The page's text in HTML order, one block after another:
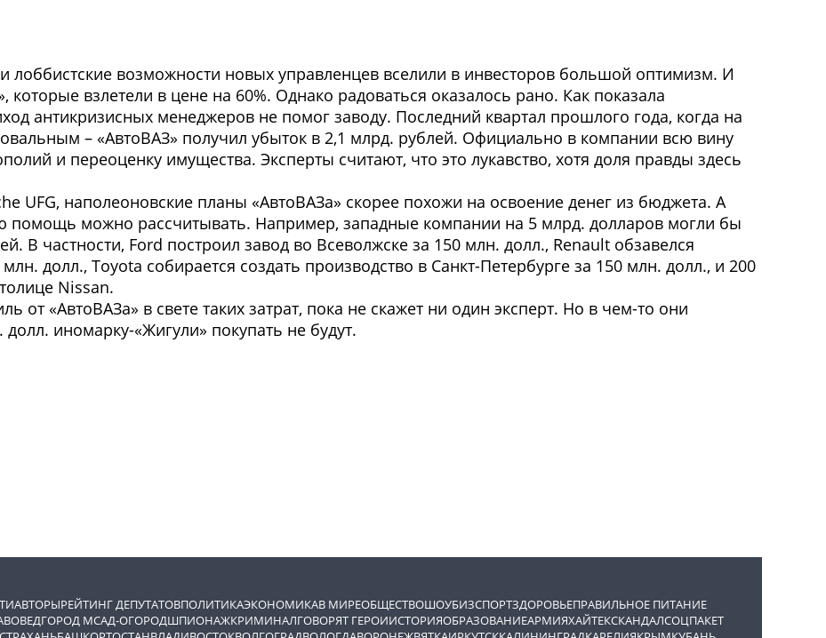
лоббистские возможности новых управленцев вселили в инвесторов большой оптимизм. И
которые взлетели в цене на 60%. Однако радоваться оказалось рано. Как показала
антикризисных менеджеров не помог заводу. Последний квартал прошлого года, когда на
– «АвтоВАЗ» получил убыток в 2,1 млрд. рублей. Официально в компании всю вину
и переоценку имущества. Эксперты считают, что это лукавство, хотя доля правды здесь
UFG, наполеоновские планы «АвтоВАЗа» скорее похожи на освоение денег из бюджета. А
можно рассчитывать. Например, западные компании на 5 млрд. долларов могли бы
В частности, Ford построил завод во Всеволжске за 150 млн. долл., Renault обзавелся
долл., Toyota собирается создать производство в Санкт-Петербурге за 150 млн. долл., и 200
Nissan.
от «АвтоВАЗа» в свете таких затрат, пока не скажет ни один эксперт. Но в чем-то они
иномарку-«Жигули» покупать не будут.
АВТОРЫРЕЙТИНГ ДЕПУТАТОВПОЛИТИКАЭКОНОМИКАВ МИРЕОБЩЕСТВОШОУБИЗСПОРТЗДОРОВЬЕПРАВИЛЬНОЕ ПИТАНИЕ
ГОРОД МСАД-ОГОРОДШПИОНАЖКРИМИНАЛГОВОРЯТ ГЕРОИИСТОРИЯОБРАЗОВАНИЕАРМИЯХАЙТЕКСКАНДАЛСОЦПАКЕТ